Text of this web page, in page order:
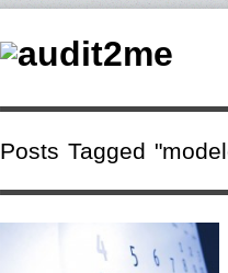
Posts Tagged